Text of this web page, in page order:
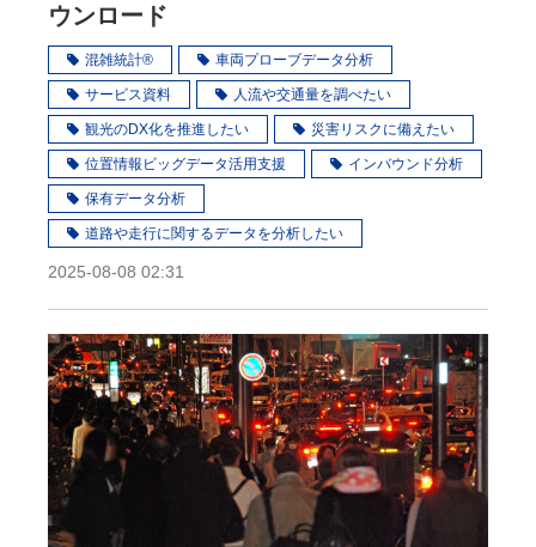
ウンロード
混雑統計® 車両プローブデータ分析
サービス資料 人流や交通量を調べたい
観光のDX化を推進したい 災害リスクに備えたい
位置情報ビッグデータ活用支援 インバウンド分析
保有データ分析
道路や走行に関するデータを分析したい
2025-08-08 02:31